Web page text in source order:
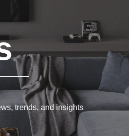
trends, and insights